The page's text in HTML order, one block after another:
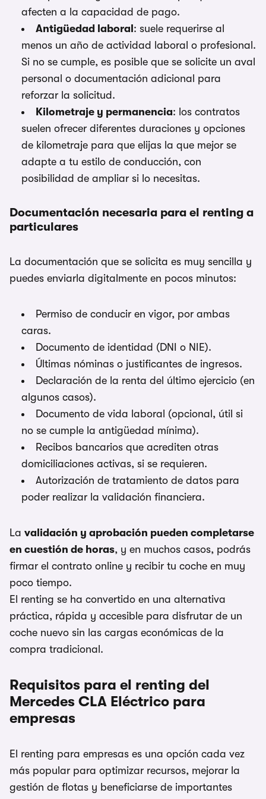
afecten a la capacidad de pago.
Antigüedad laboral : suele requerirse al
menos un año de actividad laboral o profesional.
Si no se cumple, es posible que se solicite un aval
personal o documentación adicional para
reforzar la solicitud.
Kilometraje y permanencia: los contratos
suelen ofrecer diferentes duraciones y opciones
de kilometraje para que elijas la que mejor se
adapte a tu estilo de conducción, con
posibilidad de ampliar si lo necesitas.
Documentación necesaria para el renting a
particulares
La documentación que se solicita es muy sencilla y
puedes enviarla digitalmente en pocos minutos:
Permiso de conducir en vigor, por ambas
caras.
Documento de identidad (DNI o NIE).
Últimas nóminas o justificantes de ingresos.
Declaración de la renta del último ejercicio (en
algunos casos).
Documento de vida laboral (opcional, útil si
no se cumple la antigüedad mínima).
Recibos bancarios que acrediten otras
domiciliaciones activas, si se requieren.
Autorización de tratamiento de datos para
poder realizar la validación financiera.
La validación y aprobación pueden completarse
en cuestión de horas, y en muchos casos, podrás
firmar el contrato online y recibir tu coche en muy
poco tiempo.
El renting se ha convertido en una alternativa
práctica, rápida y accesible para disfrutar de un
coche nuevo sin las cargas económicas de la
compra tradicional.
Requisitos para el renting del
Mercedes CLA Eléctrico para
empresas
El renting para empresas es una opción cada vez
más popular para optimizar recursos, mejorar la
gestión de flotas y beneficiarse de importantes